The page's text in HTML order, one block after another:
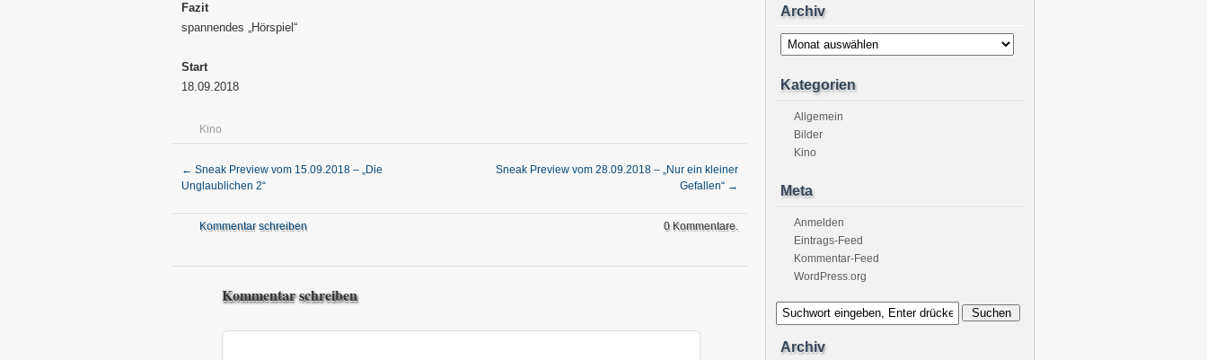
Fazit
spannendes „Hörspiel“
Start
18.09.2018
Kino
← Sneak Preview vom 15.09.2018 – „Die
Unglaublichen 2“
Sneak Preview vom 28.09.2018 – „Nur ein kleiner
Gefallen“ →
Kommentar schreiben 0 Kommentare.
Kommentar schreiben
Archiv
Archiv
Kategorien
Allgemein
Bilder
Kino
Meta
Anmelden
Eintrags-Feed
Kommentar-Feed
WordPress.org
Archiv